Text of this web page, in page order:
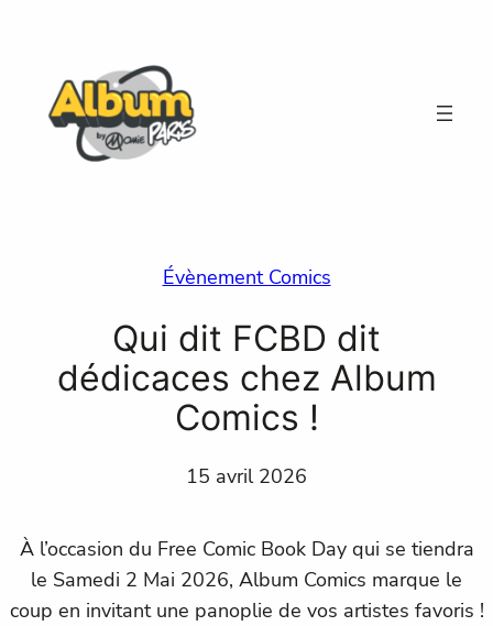
contenu
Évènement Comics
Qui dit FCBD dit
dédicaces chez Album
Comics !
15 avril 2026
À l’occasion du Free Comic Book Day qui se tiendra
le Samedi 2 Mai 2026, Album Comics marque le
coup en invitant une panoplie de vos artistes favoris !